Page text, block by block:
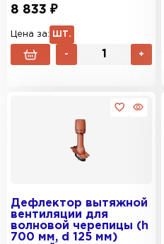
8 833 ₽
Цена за: ШТ.
- +
Дефлектор вытяжной
вентиляции для
волновой черепицы (h
700 мм, d 125 мм)